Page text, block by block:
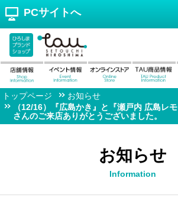
PCサイトへ
トップページ
お知らせ
（12/16）『広島かき』と『瀬戸内 広島レ
さんのご来店ありがとうございました。
お知らせ
Information